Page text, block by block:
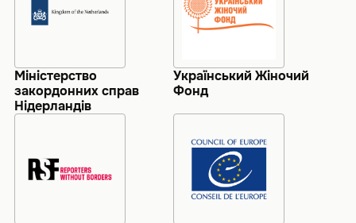
Міністерство
закордонних справ
Нідерландів
Український Жіночий
Фонд